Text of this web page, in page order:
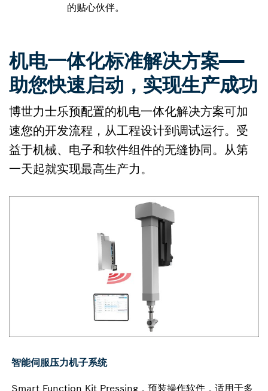
的贴心伙伴。
机电一体化标准解决方案——
助您快速启动，实现生产成功
博世力士乐预配置的机电一体化解决方案可加
速您的开发流程，从工程设计到调试运行。受
益于机械、电子和软件组件的无缝协同。从第
一天起就实现最高生产力。
智能伺服压力机子系统
Smart Function Kit Pressing，预装操作软件，适用于多